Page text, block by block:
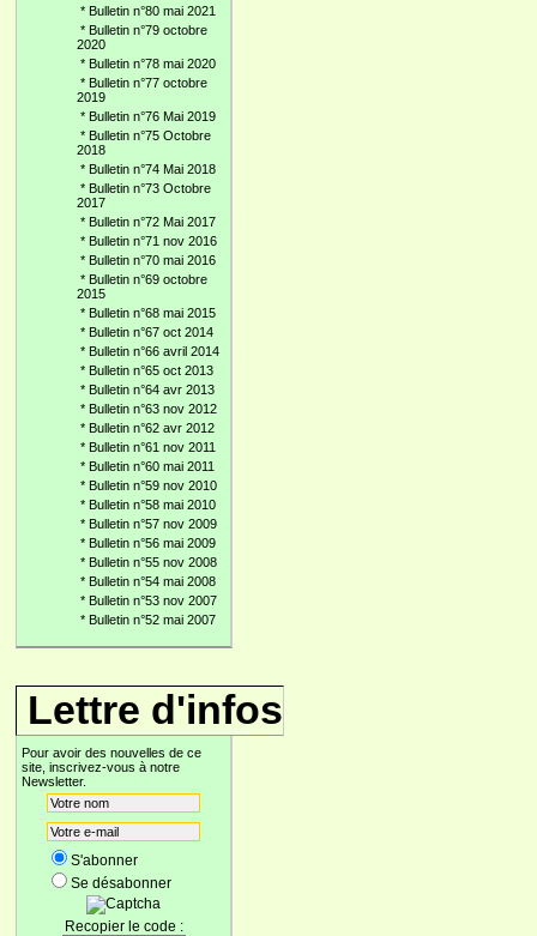
* Bulletin n°80 mai 2021
* Bulletin n°79 octobre
2020
* Bulletin n°78 mai 2020
* Bulletin n°77 octobre
2019
* Bulletin n°76 Mai 2019
* Bulletin n°75 Octobre
2018
* Bulletin n°74 Mai 2018
* Bulletin n°73 Octobre
2017
* Bulletin n°72 Mai 2017
* Bulletin n°71 nov 2016
* Bulletin n°70 mai 2016
* Bulletin n°69 octobre
2015
* Bulletin n°68 mai 2015
* Bulletin n°67 oct 2014
* Bulletin n°66 avril 2014
* Bulletin n°65 oct 2013
* Bulletin n°64 avr 2013
* Bulletin n°63 nov 2012
* Bulletin n°62 avr 2012
* Bulletin n°61 nov 2011
* Bulletin n°60 mai 2011
* Bulletin n°59 nov 2010
* Bulletin n°58 mai 2010
* Bulletin n°57 nov 2009
* Bulletin n°56 mai 2009
* Bulletin n°55 nov 2008
* Bulletin n°54 mai 2008
* Bulletin n°53 nov 2007
* Bulletin n°52 mai 2007
Lettre d'infos
Pour avoir des nouvelles de ce
site, inscrivez-vous à notre
Newsletter.
S'abonner
Se désabonner
Recopier le code :